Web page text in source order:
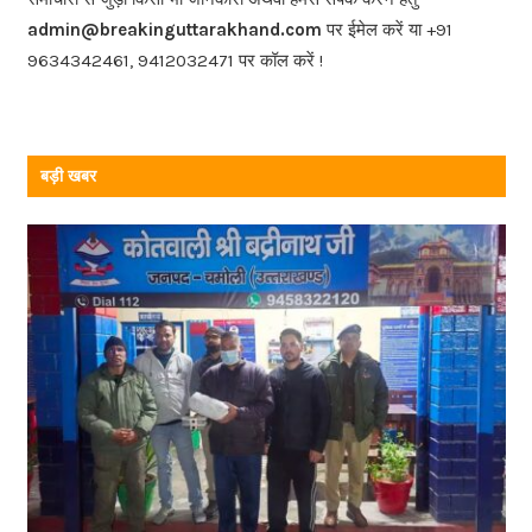
o
k
admin@breakinguttarakhand.com पर ईमेल करें या +91
9634342461, 9412032471 पर कॉल करें !
बड़ी खबर